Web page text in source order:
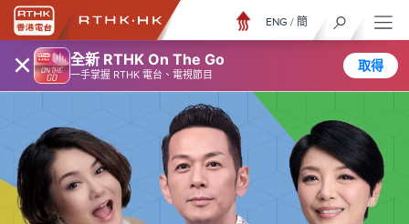
× 全新 RTHK On The Go
一手掌握 RTHK 電台、電視節目
取得
ENG / 簡